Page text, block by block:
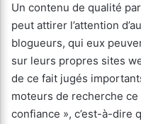
Un contenu de qualité
peut attirer l’attention
blogueurs, qui eux
sur leurs propres sites
de ce fait jugés
moteurs de recherche ce
confiance », c’est-à-dire